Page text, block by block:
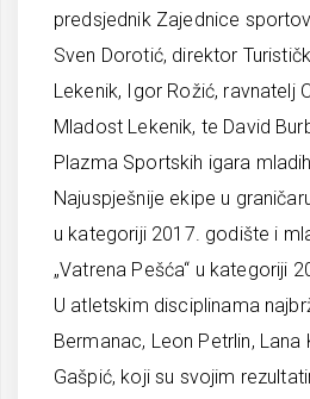
predsjednik Zajednice
Sven Dorotić, direktor
Lekenik, Igor Rožić, ravnatelj
Mladost Lekenik, te David
Plazma Sportskih igara
Najuspješnije ekipe u
u kategoriji 2017. godište i
„Vatrena Pešća“ u kategoriji
U atletskim disciplinama
Bermanac, Leon Petrlin, Lana
Gašpić, koji su svojim